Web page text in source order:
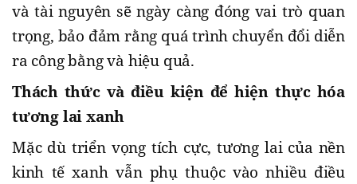
và tài nguyên sẽ ngày càng đóng vai trò quan
trọng, bảo đảm rằng quá trình chuyển đổi diễn
ra công bằng và hiệu quả.
Thách thức và điều kiện để hiện thực hóa
tương lai xanh
Mặc dù triển vọng tích cực, tương lai của nền
kinh tế xanh vẫn phụ thuộc vào nhiều điều